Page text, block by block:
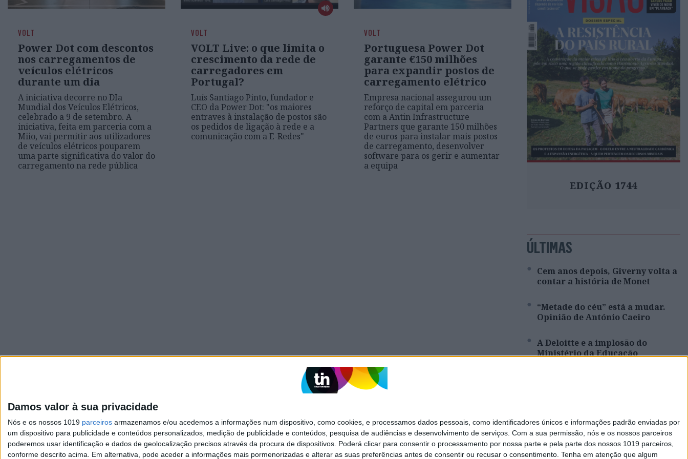
Damos valor à sua privacidade
Nós e os nossos 1019 parceiros armazenamos e/ou acedemos a informações num dispositivo, como cookies, e processamos dados pessoais, como identificadores únicos e informações padrão enviadas por
um dispositivo para publicidade e conteúdos personalizados, medição de publicidade e conteúdos, pesquisa de audiências e desenvolvimento de serviços. Com a sua permissão, nós e os nossos parceiros
poderemos usar identificação e dados de geolocalização precisos através da procura de dispositivos. Poderá clicar para consentir o processamento por nossa parte e pela parte dos nossos 1019 parceiros,
conforme descrito acima. Em alternativa, pode aceder a informações mais pormenorizadas e alterar as suas preferências antes de consentir ou recusar o consentimento. Tenha em atenção que algum
VOLT
Power Dot com descontos
nos carregamentos de
veículos elétricos
durante um dia
A iniciativa decorre no DIa
Mundial dos Veículos Elétricos,
celebrado a 9 de setembro. A
iniciativa, feita em parceria com a
Miio, vai permitir aos utilizadores
de veículos elétricos pouparem
uma parte significativa do valor do
carregamento na rede pública
VOLT
VOLT Live: o que limita o
crescimento da rede de
carregadores em
Portugal?
Luís Santiago Pinto, fundador e
CEO da Power Dot: "os maiores
entraves à instalação de postos são
os pedidos de ligação à rede e a
comunicação com a E-Redes"
VOLT
Portuguesa Power Dot
garante €150 milhões
para expandir postos de
carregamento elétrico
Empresa nacional assegurou um
reforço de capital em parceria
com a Antin Infrastructure
Partners que garante 150 milhões
de euros para instalar mais postos
de carregamento, desenvolver
software para os gerir e aumentar
a equipa
EDIÇÃO 1744
ÚLTIMAS
Cem anos depois, Giverny volta a
contar a história de Monet
“Metade do céu” está a mudar.
Opinião de António Caeiro
A Deloitte e a implosão do
Ministério da Educação
banco mente